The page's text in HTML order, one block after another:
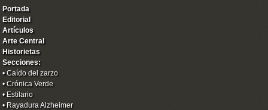
Portada
Editorial
Artículos
Arte Central
Historietas
Secciones:
•Caído del zarzo
•Crónica Verde
•Estilario
•Rayadura Alzheimer